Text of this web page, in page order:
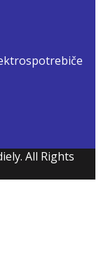
All Rights